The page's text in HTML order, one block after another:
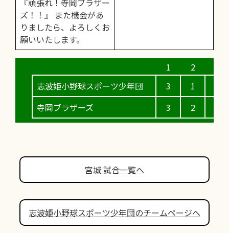
『頑張れ！寺岡ブラザー
ズ！！』 また機会があ
りましたら、よろしくお
願いいたします。
志波姫小野球スポーツ少年団
寺岡ブラザーズ
3
3
1
2
宮城 試合一覧へ
志波姫小野球スポーツ少年団のチームページへ